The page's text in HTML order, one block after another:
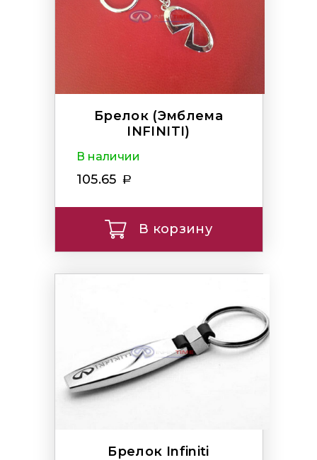
Брелок (Эмблема
INFINITI)
В наличии
105.65
В корзину
Брелок Infiniti